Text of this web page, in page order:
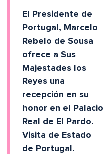
El Presidente de
Portugal, Marcelo
Rebelo de Sousa
ofrece a Sus
Majestades los
Reyes una
recepción en su
honor en el Palacio
Real de El Pardo.
Visita de Estado
de Portugal.